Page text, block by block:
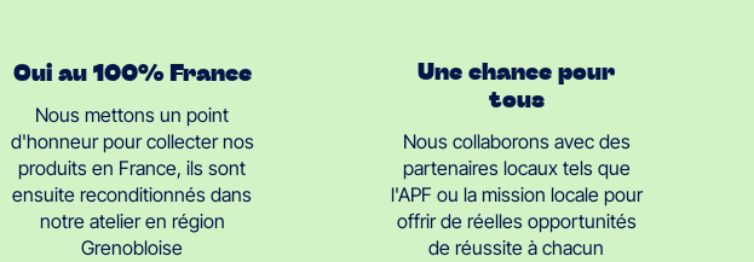
Oui au 100% France
Nous mettons un point
d'honneur pour collecter nos
produits en France, ils sont
ensuite reconditionnés dans
notre atelier en région
Grenobloise
Une chance pour
tous
Nous collaborons avec des
partenaires locaux tels que
l'APF ou la mission locale pour
offrir de réelles opportunités
de réussite à chacun